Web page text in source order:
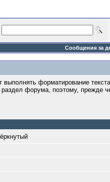
Сообщения за
форматирование
форума, поэтому, прежде